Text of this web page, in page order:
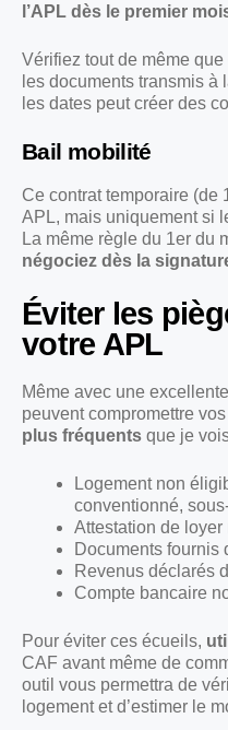
l’APL dès le premier
Vérifiez tout de même
les documents transmis
les dates peut créer des
Bail mobilité
Ce contrat temporaire (de
APL, mais uniquement si
La même règle du 1er du
négociez dès la
Éviter les
votre APL
Même avec une
peuvent compromettre
plus fréquents que je
Logement non
conventionné,
Attestation de
Documents fournis
Revenus déclarés
Compte bancaire
Pour éviter ces écueils,
CAF avant même de
outil vous permettra de
logement et d’estimer le